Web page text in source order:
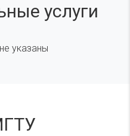
услуги
указаны